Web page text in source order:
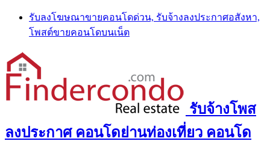
Skip
content
รับลงโฆษณาขายคอนโดด่วน, รับจ้างลงประกาศอสังหา,
โพสต์ขายคอนโดบนเน็ต
รับจ้างโพส
ลงประกาศ คอนโดย่านท่องเที่ยว คอนโด